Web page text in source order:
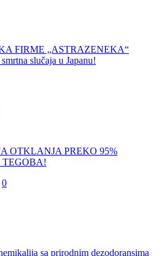
FIRME „ASTRAZENEKA“
slučaja u Japanu!
OTKLANJA PREKO 95%
0
sa prirodnim dezodoransima